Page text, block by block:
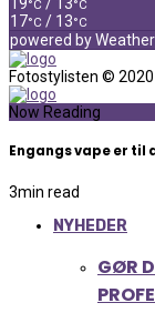
°C °C
17°C / 13°C
powered by
Fotostylisten © 2020
Now Reading
Engangs vape er til
3min read
NYHEDER
GØR